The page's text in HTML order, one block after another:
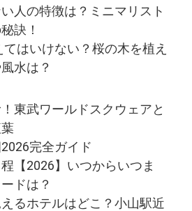
人の特徴は？ミニマリスト
訣！
はいけない？桜の木を植え
水は？
東武ワールドスクウェアと
完全ガイド
【2026】いつからいつま
ドは？
るホテルはどこ？小山駅近